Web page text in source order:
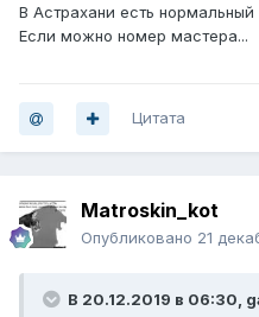
В Астрахани есть
Если можно номер мастера...
Цитата
Matroskin_kot
Опубликовано 21
В 20.12.2019 в 06:30,